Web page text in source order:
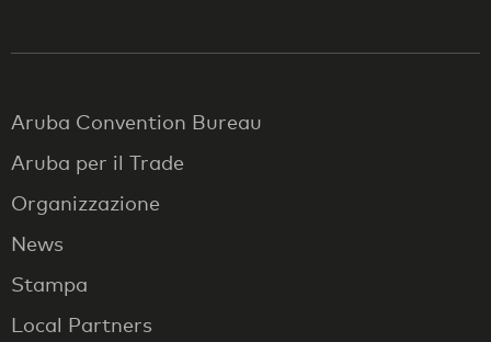
Aruba Convention Bureau
Aruba per il Trade
Organizzazione
News
Stampa
Local Partners